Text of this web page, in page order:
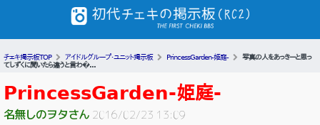
チェキ掲示板TOP アイドルグループ・ユニット掲示板 PrincessGarden-姫庭-
写真の人をあっきーと思っ
てしずくに聞いたら違うと言わ�...
PrincessGarden-姫庭-
名無しのヲタさん 2016/02/23 13:09